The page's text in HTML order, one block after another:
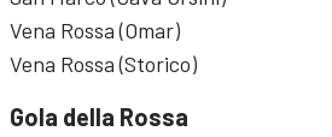
Vena Rossa (Omar)
Vena Rossa (Storico)
Gola della Rossa